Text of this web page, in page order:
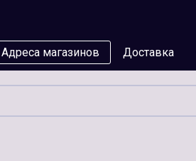
Адреса магазинов Доставка